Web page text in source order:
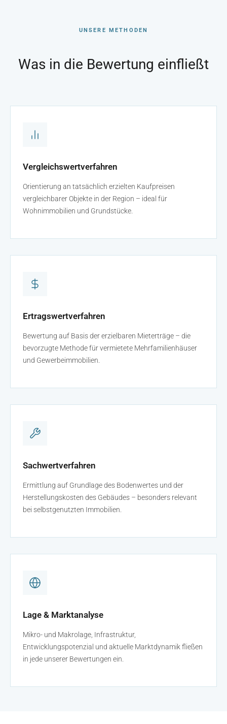
UNSERE METHODEN
Was in die Bewertung einfließt
Vergleichswertverfahren
Orientierung an tatsächlich erzielten Kaufpreisen
vergleichbarer Objekte in der Region – ideal für
Wohnimmobilien und Grundstücke.
Ertragswertverfahren
Bewertung auf Basis der erzielbaren Mieterträge – die
bevorzugte Methode für vermietete Mehrfamilienhäuser
und Gewerbeimmobilien.
Sachwertverfahren
Ermittlung auf Grundlage des Bodenwertes und der
Herstellungskosten des Gebäudes – besonders relevant
bei selbstgenutzten Immobilien.
Lage & Marktanalyse
Mikro- und Makrolage, Infrastruktur,
Entwicklungspotenzial und aktuelle Marktdynamik fließen
in jede unserer Bewertungen ein.